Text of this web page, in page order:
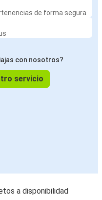
de forma segura
con nosotros?
servicio
a disponibilidad